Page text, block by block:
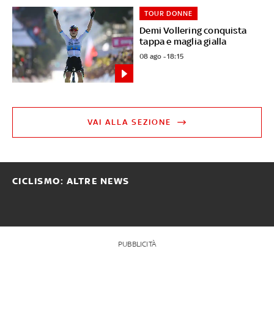
Demi Vollering conquista
tappa e maglia gialla
TOUR DONNE
08 ago - 18:15
VAI ALLA SEZIONE
CICLISMO: ALTRE NEWS
PUBBLICITÀ